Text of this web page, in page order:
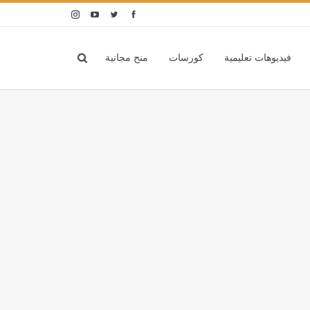
فيديوهات تعليمية كورسات منح مجانية